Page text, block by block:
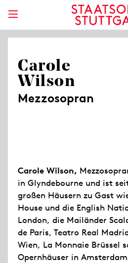
Carole
Wilson
Mezzosopran
Carole Wilson,
in Glyndebourne und ist
großen Häusern zu Gast
House und die English
London, die Mailänder
de Paris, Teatro Real
Wien, La Monnaie Brüssel
Opernhäuser in